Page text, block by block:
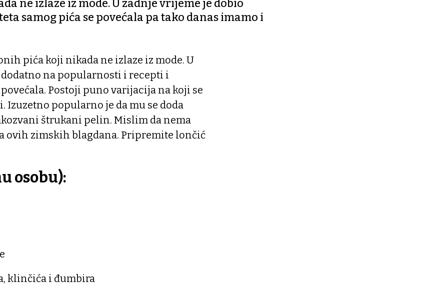
ne izlaze iz mode. U zadnje vrijeme je dobio
samog pića se povećala pa tako danas imamo i
pića koji nikada ne izlaze iz mode. U
na popularnosti i recepti i
Postoji puno varijacija na koji se
Izuzetno popularno je da mu se doda
štrukani pelin. Mislim da nema
ovih zimskih blagdana. Pripremite lončić
osobu):
klinčića i đumbira